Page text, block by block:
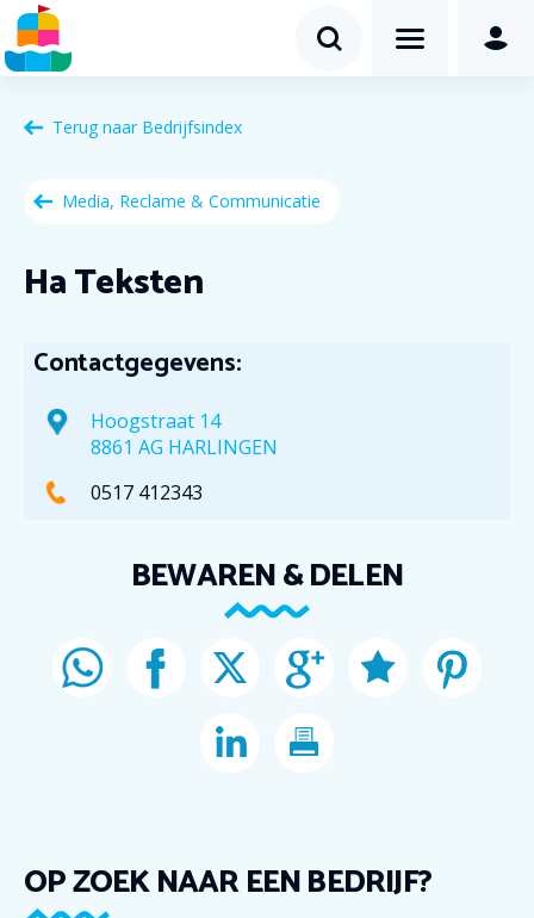
Terug naar Bedrijfsindex
Media, Reclame & Communicatie
Ha Teksten
Contactgegevens:
Hoogstraat 14
8861 AG HARLINGEN
0517 412343
BEWAREN & DELEN
OP ZOEK NAAR EEN BEDRIJF?